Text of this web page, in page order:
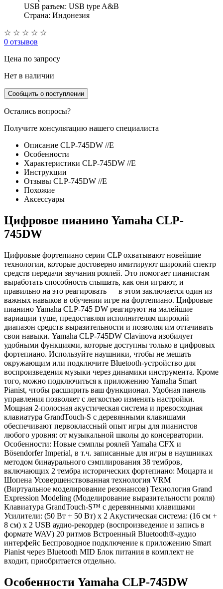
USB разъем: USB type A&B
Страна: Индонезия
☆ ☆ ☆ ☆ ☆
0 отзывов
Цена по запросу
Нет в наличии
Сообщить о поступлении
Остались вопросы?
Получите консультацию нашего специалиста
Описание CLP-745DW //E
Особенности
Характеристики CLP-745DW //E
Инструкции
Отзывы CLP-745DW //E
Похожие
Аксессуары
Цифровое пианино Yamaha CLP-
745DW
Цифровые фортепиано серии CLP охватывают новейшие
технологии, которые достоверно имитируют широкий спектр
средств передачи звучания роялей. Это помогает пианистам
выработать способность слышать, как они играют, и
правильно на это реагировать — в этом заключается один из
важных навыков в обучении игре на фортепиано. Цифровые
пианино Yamaha CLP-745 DW реагируют на малейшие
вариации туше, предоставляя исполнителям широкий
диапазон средств выразительности и позволяя им оттачивать
свои навыки. Yamaha CLP-745DW Clavinova изобилует
удобными функциями, которые доступны только в цифровых
фортепиано. Используйте наушники, чтобы не мешать
окружающим или подключите Bluetooth-устройство для
воспроизведения музыки через динамики инструмента. Кроме
того, можно подключиться к приложению Yamaha Smart
Pianist, чтобы расширить ваш функционал. Удобная панель
управления позволяет с легкостью изменять настройки.
Мощная 2-полосная акустическая система и превосходная
клавиатура GrandTouch-S с деревянными клавишами
обеспечивают первоклассный опыт игры для пианистов
любого уровня: от музыкальной школы до консерватории.
Особенности: Новые сэмплы роялей Yamaha CFX и
Bösendorfer Imperial, в т.ч. записанные для игры в наушниках
методом бинаурального сэмплирования 38 тембров,
включающих 2 тембра исторических фортепиано: Моцарта и
Шопена Усовершенствованная технология VRM
(Виртуальное моделирование резонансов) Технология Grand
Expression Modeling (Моделирование выразительности рояля)
Клавиатура GrandTouch-S™ с деревянными клавишами
Усилители: (50 Вт + 50 Вт) x 2 Акустическая система: (16 см +
8 см) x 2 USB аудио-рекордер (воспроизведение и запись в
формате WAV) 20 ритмов Встроенный Bluetooth®-аудио
интерфейс Беспроводное подключение к приложению Smart
Pianist через Bluetooth MID Блок питания в комплект не
входит, приобритается отдельно.
Особенности Yamaha CLP-745DW